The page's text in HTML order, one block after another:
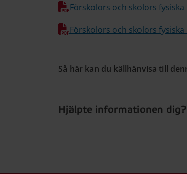
Förskolors och skolors
Förskolors och skolors
Så här kan du källhänvisa till
Hjälpte informationen dig?